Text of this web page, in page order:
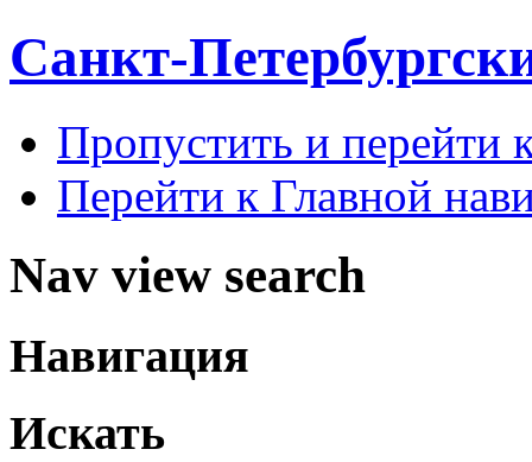
Санкт-
Пропустить и перейти
Перейти к Главной
Nav view search
Навигация
Искать